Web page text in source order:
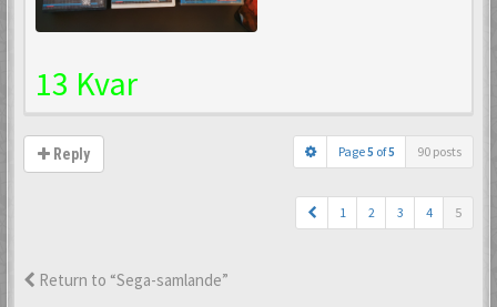
13 Kvar
Reply Page5 of5 90 posts
1 2 3 4 5
Return to “Sega-samlande”